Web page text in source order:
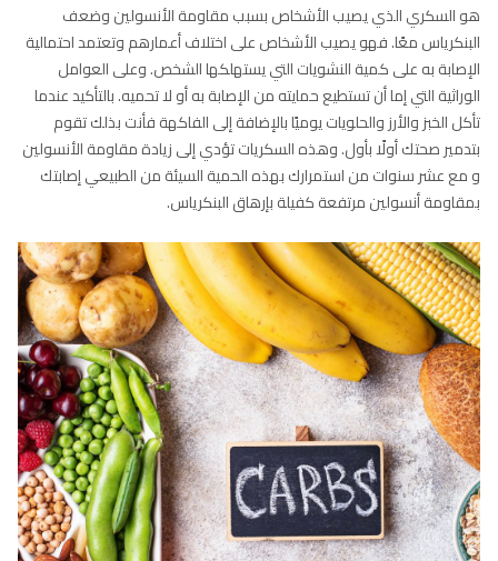
هو السكري الذي يصيب الأشخاص بسبب مقاومة الأنسولين وضعف
البنكرياس معًا. فهو يصيب الأشخاص على اختلاف أعمارهم وتعتمد احتمالية
الإصابة به على كمية النشويات التي يستهلكها الشخص. وعلى العوامل
الوراثية التي إما أن تستطيع حمايته من الإصابة به أو لا تحميه. بالتأكيد عندما
تأكل الخبز والأرز والحلويات يوميًا بالإضافة إلى الفاكهة فأنت بذلك تقوم
بتدمير صحتك أولًا بأول. وهذه السكريات تؤدي إلى زيادة مقاومة الأنسولين
و مع عشر سنوات من استمرارك بهذه الحمية السيئة من الطبيعي إصابتك
بمقاومة أنسولين مرتفعة كفيلة بإرهاق البنكرياس.